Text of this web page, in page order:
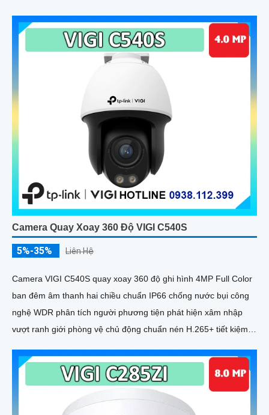
Camera Quay Xoay 360 Độ VIGI C540S
5%-35% Liên Hệ
Camera VIGI C540S quay xoay 360 độ ghi hình 4MP Full Color
ban đêm âm thanh hai chiều chuẩn IP66 chống nước bụi công
nghệ WDR phân tích người phương tiện phát hiện xâm nhập
vượt ranh giới phòng vệ chủ động chuẩn nén H.265+ tiết kiệm
Manager giám sát sắc nét hiệu quả